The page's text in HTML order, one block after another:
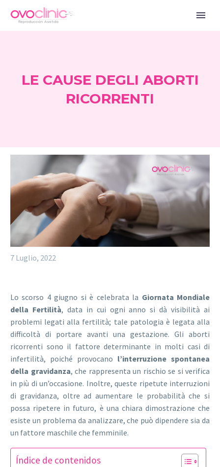
LE CAUSE DEGLI ABORTI
RICORRENTI
7 Luglio, 2022
Lo scorso 4 giugno si è celebrata la Giornata Mondiale
della Fertilità, data in cui ogni anno si dà visibilità ai
problemi legati alla fertilità; tale patologia è legata alla
difficoltà di portare avanti una gestazione. Gli aborti
ricorrenti sono il fattore determinante in molti casi di
infertilità, poiché provocano l’interruzione spontanea
della gravidanza, che rappresenta un rischio se si verifica
in più di un’occasione. Inoltre, queste ripetute interruzioni
di gravidanza, oltre ad aumentare le probabilità che si
possa ripetere in futuro, è una chiara dimostrazione che
esiste un problema da analizzare, che può dipendere sia da
un fattore maschile che femminile.
Índice de contenidos